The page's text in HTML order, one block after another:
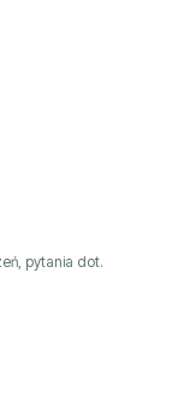
pytania dot.